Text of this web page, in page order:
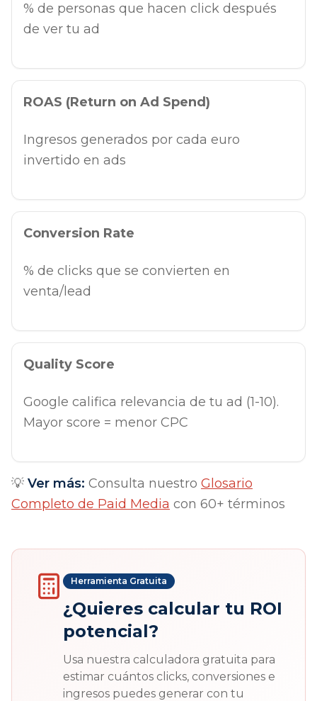
% de personas que hacen click después
de ver tu ad
ROAS (Return on Ad Spend)
Ingresos generados por cada euro
invertido en ads
Conversion Rate
% de clicks que se convierten en
venta/lead
Quality Score
Google califica relevancia de tu ad (1-10).
Mayor score = menor CPC
💡 Ver más: Consulta nuestro Glosario
Completo de Paid Media con 60+ términos
Herramienta Gratuita
¿Quieres calcular tu ROI
potencial?
Usa nuestra calculadora gratuita para
estimar cuántos clicks, conversiones e
ingresos puedes generar con tu